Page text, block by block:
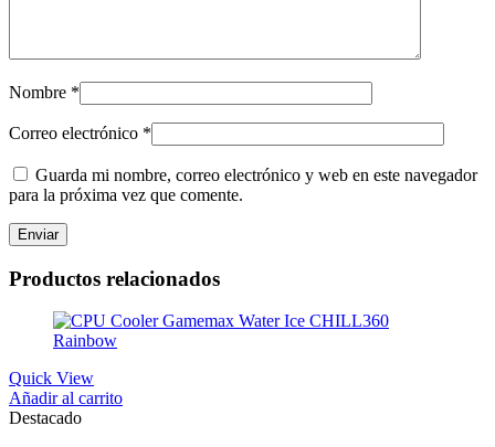
Nombre *
Correo electrónico *
Guarda mi nombre, correo electrónico y web en este navegador
para la próxima vez que comente.
Productos relacionados
Quick View
Añadir al carrito
Destacado